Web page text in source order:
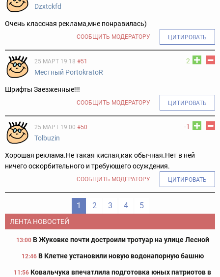
Dzxtckfd
Очень классная реклама,мне понравилась)
СООБЩИТЬ МОДЕРАТОРУ ЦИТИРОВАТЬ
2
25 МАРТ 19:18 #51
Местный PortokratoR
Шрифты Заезженные!!!
СООБЩИТЬ МОДЕРАТОРУ ЦИТИРОВАТЬ
-1
25 МАРТ 19:00 #50
Tolbuzin
Хорошая реклама.Не такая кислая,как обычная.Нет в ней
ничего оскорбительного и требующего осуждения.
СООБЩИТЬ МОДЕРАТОРУ ЦИТИРОВАТЬ
1 2 3 4 5
ЛЕНТА НОВОСТЕЙ
13:00 В Жуковке почти достроили тротуар на улице Лесной
12:46 В Клетне установили новую водонапорную башню
11:56 Ковальчука впечатлила подготовка юных патриотов в